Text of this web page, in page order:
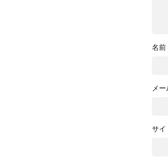
名前
メー
サイ